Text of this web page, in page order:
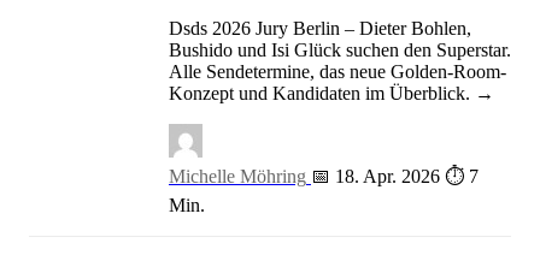
Dsds 2026 Jury Berlin – Dieter Bohlen,
Bushido und Isi Glück suchen den Superstar.
Alle Sendetermine, das neue Golden-Room-
Konzept und Kandidaten im Überblick. →
Michelle Möhring 📅 18. Apr. 2026 ⏱ 7
Min.